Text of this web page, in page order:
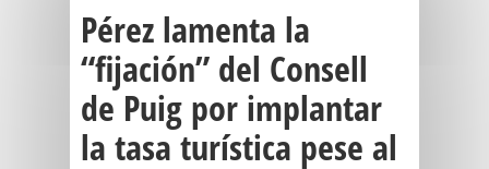
Pérez lamenta la
“fijación” del Consell
de Puig por implantar
la tasa turística pese al